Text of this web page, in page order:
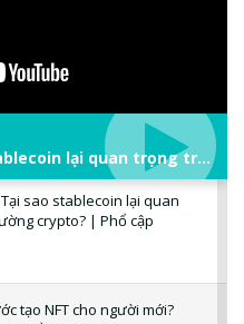
Stablecoin là gì? Tại sao stablecoin lại quan trọng trong thị trường crypto? | Phổ cập Blockchain
sao stablecoin lại quan
crypto? | Phổ cập
tạo NFT cho người mới?